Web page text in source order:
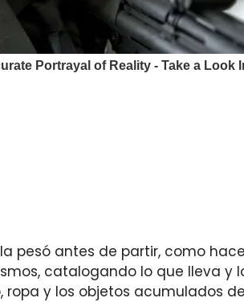
pesó antes de partir, como
catalogando lo que lleva y
ropa y los objetos acumulados